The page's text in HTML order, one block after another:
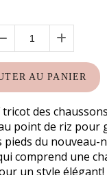
AU PANIER
tricot des
point de riz pour
pieds du nouveau-
comprend une
un style élégant!